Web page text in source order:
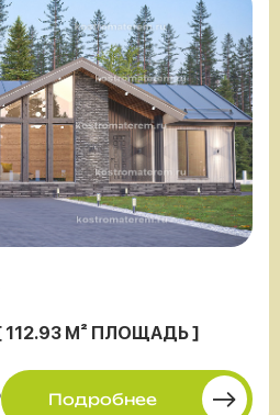
[ 112.93 М² ПЛОЩАДЬ ]
Подробнее